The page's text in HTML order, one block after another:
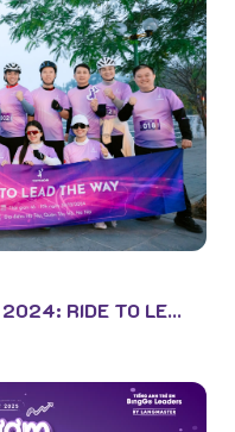
RIDE TO LE...
Zalo